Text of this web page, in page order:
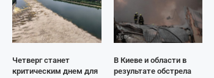
Четверг станет
критическим днем для
В Киеве и области в
результате обстрела